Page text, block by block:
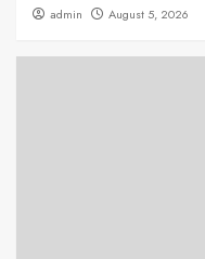
admin August 5, 2026